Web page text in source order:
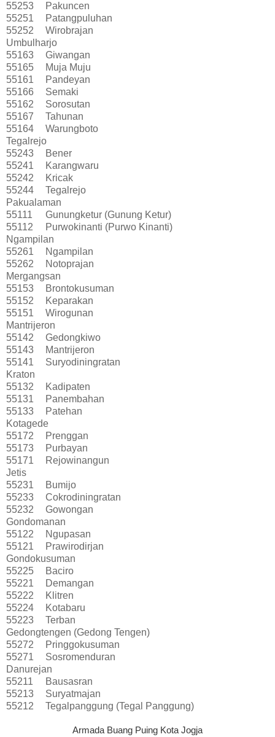
55253
Pakuncen
55251
Patangpuluhan
55252
Wirobrajan
Umbulharjo
55163
Giwangan
55165
Muja Muju
55161
Pandeyan
55166
Semaki
55162
Sorosutan
55167
Tahunan
55164
Warungboto
Tegalrejo
55243
Bener
55241
Karangwaru
55242
Kricak
55244
Tegalrejo
Pakualaman
55111
Gunungketur (Gunung Ketur)
55112
Purwokinanti (Purwo Kinanti)
Ngampilan
55261
Ngampilan
55262
Notoprajan
Mergangsan
55153
Brontokusuman
55152
Keparakan
55151
Wirogunan
Mantrijeron
55142
Gedongkiwo
55143
Mantrijeron
55141
Suryodiningratan
Kraton
55132
Kadipaten
55131
Panembahan
55133
Patehan
Kotagede
55172
Prenggan
55173
Purbayan
55171
Rejowinangun
Jetis
55231
Bumijo
55233
Cokrodiningratan
55232
Gowongan
Gondomanan
55122
Ngupasan
55121
Prawirodirjan
Gondokusuman
55225
Baciro
55221
Demangan
55222
Klitren
55224
Kotabaru
55223
Terban
Gedongtengen (Gedong Tengen)
55272
Pringgokusuman
55271
Sosromenduran
Danurejan
55211
Bausasran
55213
Suryatmajan
55212
Tegalpanggung (Tegal Panggung)
Armada Buang Puing Kota Jogja